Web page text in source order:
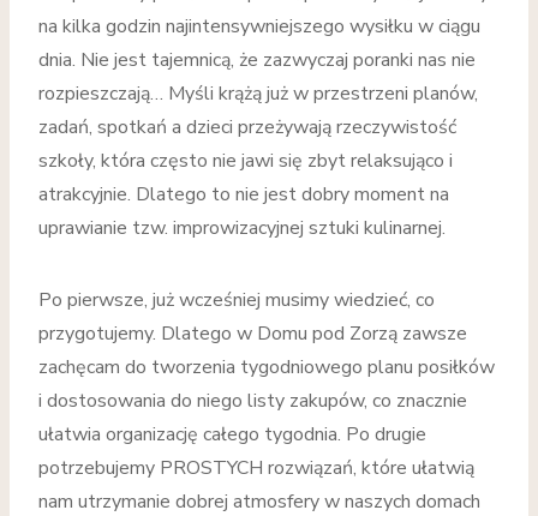
na kilka godzin najintensywniejszego wysiłku w ciągu
dnia. Nie jest tajemnicą, że zazwyczaj poranki nas nie
rozpieszczają… Myśli krążą już w przestrzeni planów,
zadań, spotkań a dzieci przeżywają rzeczywistość
szkoły, która często nie jawi się zbyt relaksująco i
atrakcyjnie. Dlatego to nie jest dobry moment na
uprawianie tzw. improwizacyjnej sztuki kulinarnej.
Po pierwsze, już wcześniej musimy wiedzieć, co
przygotujemy. Dlatego w Domu pod Zorzą zawsze
zachęcam do tworzenia tygodniowego planu posiłków
i dostosowania do niego listy zakupów, co znacznie
ułatwia organizację całego tygodnia. Po drugie
potrzebujemy PROSTYCH rozwiązań, które ułatwią
nam utrzymanie dobrej atmosfery w naszych domach